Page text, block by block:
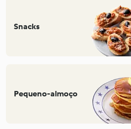
Snacks
Pequeno-almoço